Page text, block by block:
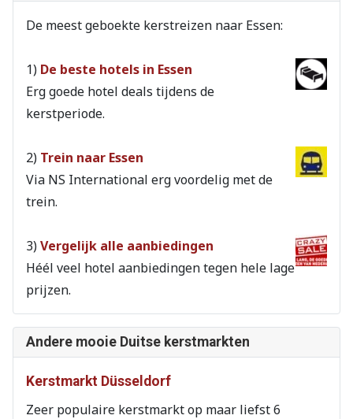
De meest geboekte kerstreizen naar Essen:
1) De beste hotels in Essen
Erg goede hotel deals tijdens de
kerstperiode.
2) Trein naar Essen
Via NS International erg voordelig met de
trein.
3)Vergelijk alle aanbiedingen
Héél veel hotel aanbiedingen tegen hele lage
prijzen.
Andere mooie Duitse kerstmarkten
Kerstmarkt Düsseldorf
Zeer populaire kerstmarkt op maar liefst 6